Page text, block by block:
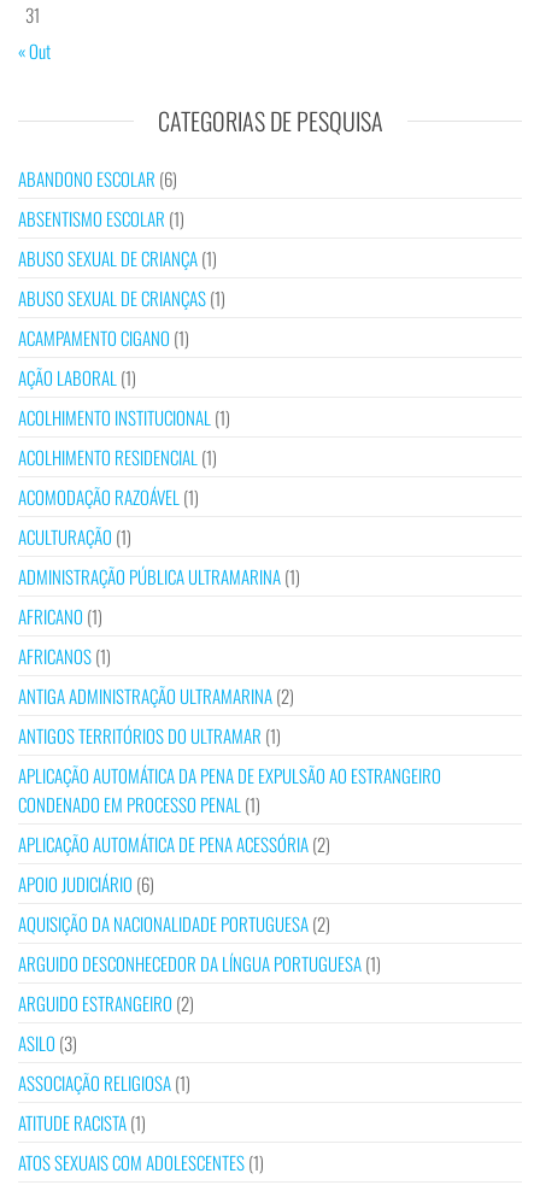
31
« Out
CATEGORIAS DE PESQUISA
ABANDONO ESCOLAR (6)
ABSENTISMO ESCOLAR (1)
ABUSO SEXUAL DE CRIANÇA(1)
ABUSO SEXUAL DE CRIANÇAS(1)
ACAMPAMENTO CIGANO (1)
AÇÃO LABORAL (1)
ACOLHIMENTO INSTITUCIONAL (1)
ACOLHIMENTO RESIDENCIAL (1)
ACOMODAÇÃO RAZOÁVEL (1)
ACULTURAÇÃO (1)
ADMINISTRAÇÃO PÚBLICA ULTRAMARINA(1)
AFRICANO (1)
AFRICANOS(1)
ANTIGA ADMINISTRAÇÃO ULTRAMARINA(2)
ANTIGOS TERRITÓRIOS DO ULTRAMAR (1)
APLICAÇÃO AUTOMÁTICA DA PENA DE EXPULSÃO AO ESTRANGEIRO
CONDENADO EM PROCESSO PENAL (1)
APLICAÇÃO AUTOMÁTICA DE PENA ACESSÓRIA(2)
APOIO JUDICIÁRIO (6)
AQUISIÇÃO DA NACIONALIDADE PORTUGUESA(2)
ARGUIDO DESCONHECEDOR DA LÍNGUA PORTUGUESA(1)
ARGUIDO ESTRANGEIRO (2)
ASILO (3)
ASSOCIAÇÃO RELIGIOSA(1)
ATITUDE RACISTA(1)
ATOS SEXUAIS COM ADOLESCENTES(1)